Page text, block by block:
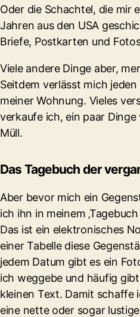
Oder die Schachtel, die mir
Jahren aus den USA
Briefe, Postkarten und
Viele andere Dinge aber,
Seitdem verlässt mich
meiner Wohnung. Vieles
verkaufe ich, ein paar
Müll.
Das Tagebuch der
Aber bevor mich ein
ich ihn in meinem
Das ist ein elektronisches
einer Tabelle diese
jedem Datum gibt es ein
ich weggebe und häufig
kleinen Text. Damit schaffe
eine nette oder sogar